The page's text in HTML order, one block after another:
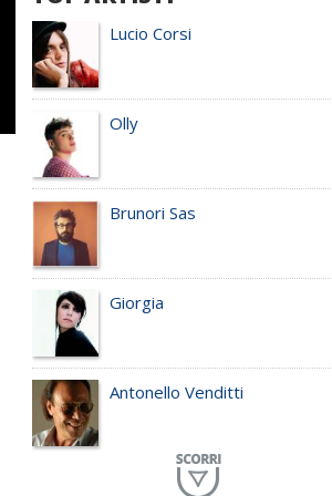
Lucio Corsi
Olly
Brunori Sas
Giorgia
Antonello Venditti
Planet Funk